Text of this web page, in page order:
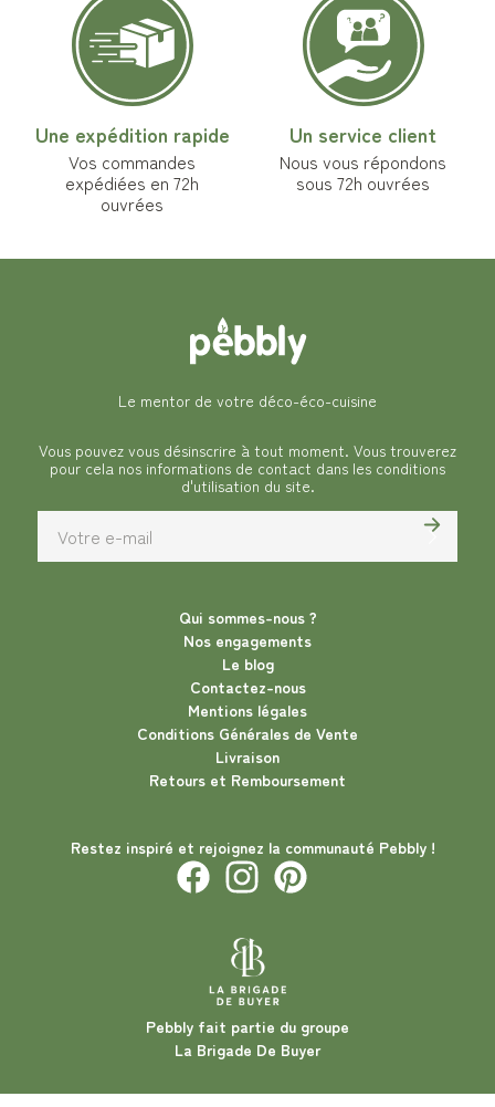
Une expédition rapide
Vos commandes
expédiées en 72h
ouvrées
Un service client
Nous vous répondons
sous 72h ouvrées
Le mentor de votre déco-éco-cuisine
Vous pouvez vous désinscrire à tout moment. Vous trouverez
pour cela nos informations de contact dans les conditions
d'utilisation du site.
Qui sommes-nous ?
Nos engagements
Le blog
Contactez-nous
Mentions légales
Conditions Générales de Vente
Livraison
Retours et Remboursement
Pebbly fait partie du groupe
La Brigade De Buyer
Restez inspiré et rejoignez la communauté Pebbly !